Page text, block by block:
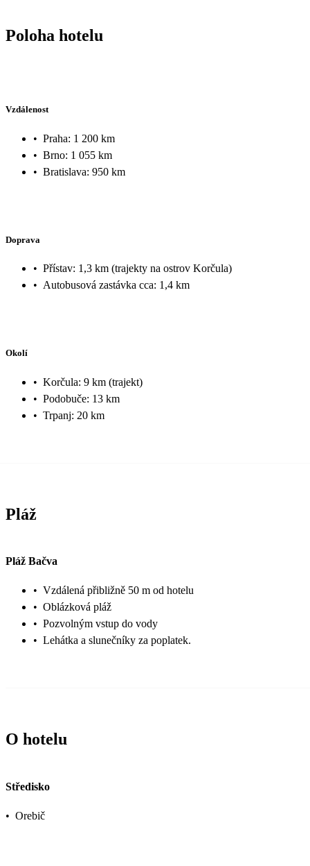
Poloha hotelu
Vzdálenost
• Praha: 1 200 km
• Brno: 1 055 km
• Bratislava: 950 km
Doprava
• Přístav: 1,3 km (trajekty na ostrov Korčula)
• Autobusová zastávka cca: 1,4 km
Okolí
• Korčula: 9 km (trajekt)
• Podobuče: 13 km
• Trpanj: 20 km
Pláž
Pláž Bačva
• Vzdálená přibližně 50 m od hotelu
• Oblázková pláž
• Pozvolným vstup do vody
• Lehátka a slunečníky za poplatek.
O hotelu
Středisko
• Orebič